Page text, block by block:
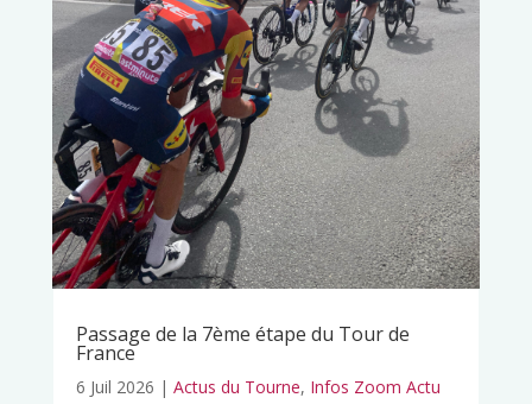
Passage de la 7ème étape du Tour de
France
6 Juil 2026 | Actus du Tourne, Infos Zoom Actu